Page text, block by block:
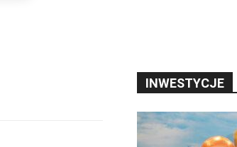
INWESTYCJE